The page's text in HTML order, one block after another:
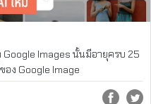
Google Images นั้นมีอายุครบ 25
อง Google Image